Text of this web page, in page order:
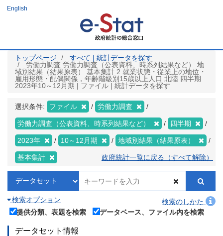
ツ
English
トップページ
すべて | 統計データを探す
労働力調査 労働力調査（公表資料、時系列結果など） 地
域別結果（結果原表） 基本集計 2 就業状態・従業上の地位・
雇用形態・配偶関係，年齢階級別15歳以上人口 北陸 四半期
2023年10～12月期 | ファイル | 統計データを探す
選択条件: ファイル 労働力調査
労働力調査（公表資料、時系列結果など） 四半期
2023年 10～12月期 地域別結果（結果原表）
基本集計 政府統計一覧に戻る（すべて解除）
検索オプション
検索のしかた
提供分類、表題を検索
データベース、ファイル内を検索
データセット情報